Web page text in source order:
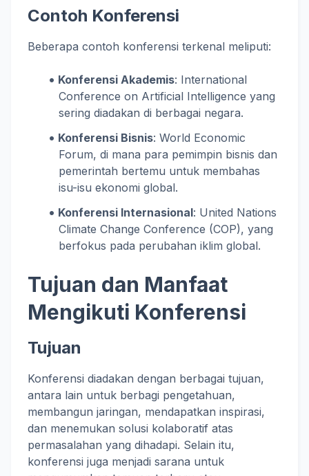
Contoh Konferensi
Beberapa contoh konferensi terkenal meliputi:
Konferensi Akademis: International
Conference on Artificial Intelligence yang
sering diadakan di berbagai negara.
Konferensi Bisnis: World Economic
Forum, di mana para pemimpin bisnis dan
pemerintah bertemu untuk membahas
isu-isu ekonomi global.
Konferensi Internasional: United Nations
Climate Change Conference (COP), yang
berfokus pada perubahan iklim global.
Tujuan dan Manfaat
Mengikuti Konferensi
Tujuan
Konferensi diadakan dengan berbagai tujuan,
antara lain untuk berbagi pengetahuan,
membangun jaringan, mendapatkan inspirasi,
dan menemukan solusi kolaboratif atas
permasalahan yang dihadapi. Selain itu,
konferensi juga menjadi sarana untuk